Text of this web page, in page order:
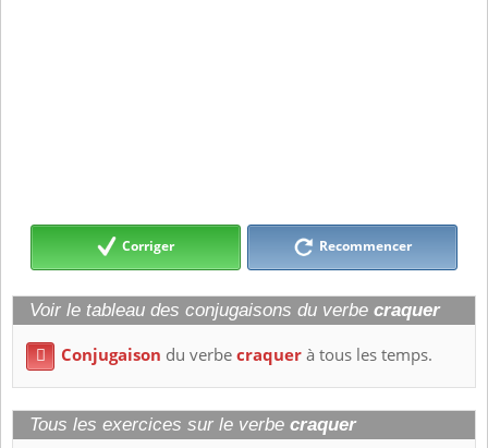
Corriger Recommencer
Voir le tableau des conjugaisons du verbe craquer
 Conjugaison du verbecraquerà tous les temps.
Tous les exercices sur le verbe craquer